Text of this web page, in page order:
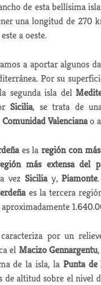
de esta bellísima
una longitud de 270
a oeste.
a aportar algunos
Por su
segunda isla del
Sicilia, se trata de
Comunidad Valencianao
es laregión con
más extensa del
vez Siciliay,Piamonte
es la tercera
por un
el Macizo Gennargentu
de la isla, la Punta
de altitud sobre el nivel